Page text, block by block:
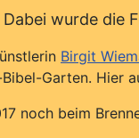
Dabei wurde die
Birgit
Garten.
noch beim